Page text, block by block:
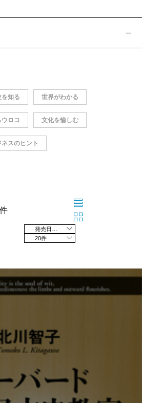
を知る 世界がわかる
ウロコ 文化を愉しむ
ネスのヒント
20件